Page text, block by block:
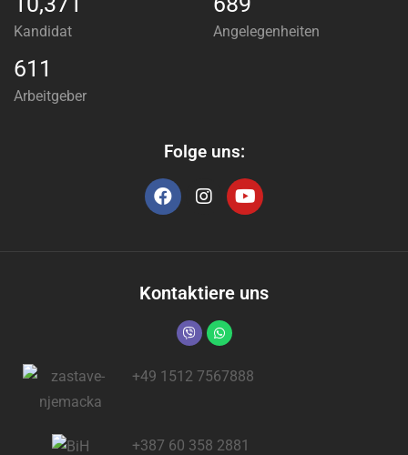
Kandidat Angelegenheiten
611
Arbeitgeber
Folge uns:
Kontaktiere uns
+49 1512 7567888
+387 60 358 2881